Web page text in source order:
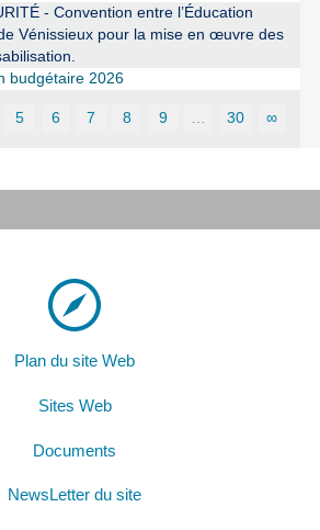
- Convention entre l’Éducation
Vénissieux pour la mise en œuvre des
budgétaire 2026
5 6 7 8 9 … 30 ∞
Plan du site Web
Sites Web
Documents
NewsLetter du site